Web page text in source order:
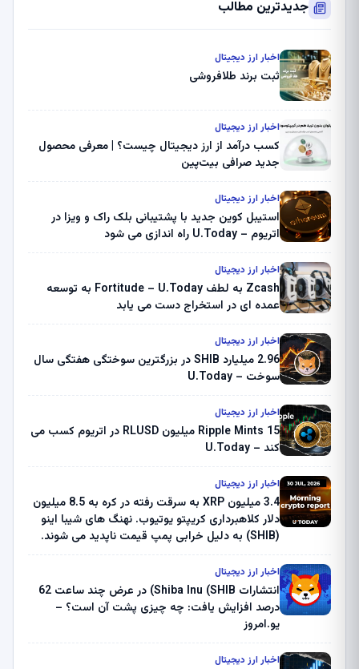
جدیدترین مطالب
اخبار ارز دیجیتال
ثبت برند طلافروشی
اخبار ارز دیجیتال
کسب درآمد از ارز دیجیتال چیست؟ | معرفی محصول
جدید صرافی بیت‌پین
اخبار ارز دیجیتال
استیبل کوین جدید با پشتیبانی بلک راک و ویزا در
اتریوم – U.Today راه اندازی می شود
اخبار ارز دیجیتال
Zcash به لطف Fortitude – U.Today به توسعه
عمده ای در استخراج دست می یابد
اخبار ارز دیجیتال
2.96 میلیارد SHIB در بزرگترین سوختگی هفتگی سال
سوخت – U.Today
اخبار ارز دیجیتال
Ripple Mints 15 میلیون RLUSD در اتریوم کسب می
کند – U.Today
اخبار ارز دیجیتال
3.4 میلیون XRP به سرقت رفته در کره به 8.5 میلیون
دلار کلاهبرداری کریپتو یوتیوب. نهنگ های شیبا اینو
(SHIB) به دلیل خرابی پمپ قیمت ناپدید می شوند.
ثبت کرد – گزارش کریپتو صبح – U.Today
اخبار ارز دیجیتال
انتشارات Shiba Inu (SHIB) در عرض چند ساعت 62
درصد افزایش یافت: چه چیزی پشت آن است؟ –
یو.امروز
اخبار ارز دیجیتال